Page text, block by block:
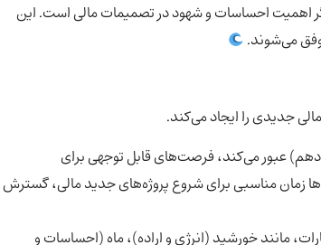
اهمیت احساسات و شهود در تصمیمات مالی است. این
می‌شوند.
جدیدی را ایجاد می‌کند.
عبور می‌کند، فرصت‌های قابل توجهی برای
زمان مناسبی برای شروع پروژه‌های جدید مالی، گسترش
مانند خورشید (انرژی و اراده)، ماه (احساسات و